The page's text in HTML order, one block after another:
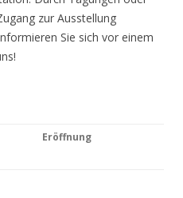
zur Ausstellung
Sie sich vor einem
Eröffnung